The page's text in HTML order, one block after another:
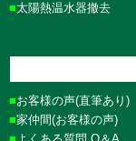
太陽熱温水器撤去
お客様の声(直筆あり)
家仲間(お客様の声)